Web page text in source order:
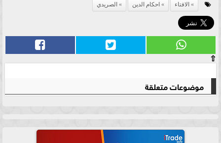
الافتاء احكام الدين الصريدي
⇧
موضوعات متعلقة